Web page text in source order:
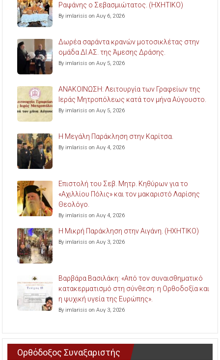
Ραψάνης ο Σεβασμιώτατος. (ΗΧΗΤΙΚΟ)
By imlarisis on Αυγ 6, 2026
Δωρέα σαράντα κρανών μοτοσικλέτας στην
ομάδα ΔΙ.ΑΣ. της Άμεσης Δράσης.
By imlarisis on Αυγ 5, 2026
ΑΝΑΚΟΙΝΩΣΗ: Λειτουργία των Γραφείων της
Ιεράς Μητροπόλεως κατά τον μήνα Αύγουστο.
By imlarisis on Αυγ 5, 2026
Η Μεγάλη Παράκληση στην Καρίτσα.
By imlarisis on Αυγ 4, 2026
Επιστολή του Σεβ. Μητρ. Κηθύρων για το
«Αχιλλίου Πόλις» και τον μακαριστό Λαρίσης
Θεολόγο.
By imlarisis on Αυγ 4, 2026
Η Μικρή Παράκληση στην Αιγάνη. (ΗΧΗΤΙΚΟ)
By imlarisis on Αυγ 3, 2026
Βαρβάρα Βασιλάκη: «Από τον συναισθηματικό
κατακερματισμό στη σύνθεση: η Ορθοδοξία και
η ψυχική υγεία της Ευρώπης».
By imlarisis on Αυγ 3, 2026
Ορθόδοξος Συναξαριστής